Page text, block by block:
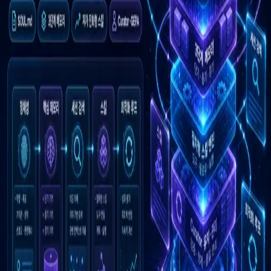
우성짱의 문서
☀️Toggle theme
전체YouTube Article Tags Authors Hub
홈/태그 찾기/#agent-profile-isolation
Tag1건Article1
agent-profile-isolation
이 태그와 연결된 문서를 한곳에서 모아보고, 함께 자주 등장
하는 연관 태그까지 이어서 탐색할 수 있습니다.
연관 태그
procedural-skill-learning공동문서 · 연관도100%# profile-
isolated-agents
공동문서1 · 연관도 100% #session-memory-gap
동문서
· 연관도100%#soul-md 공동문서1· 연관도100 %#x-
thread-masterclass공동문서 · 연관도100 %#persistent-ai-agents
공동문서1· 연관도 71% user-md 공동문서
· 연관도
%#architecture-explainer 공동문서 · 연관도58%# agent-
50%#memory-md 공동문서
· 연관도 50
Article2026년 5월 13일